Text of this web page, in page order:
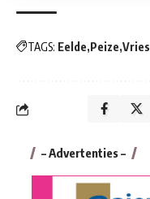
TAGS: Eelde Peize Vries
– Advertenties –